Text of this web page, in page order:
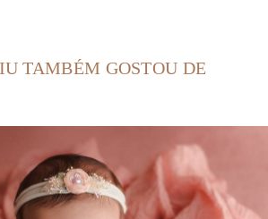
TAMBÉM GOSTOU DE